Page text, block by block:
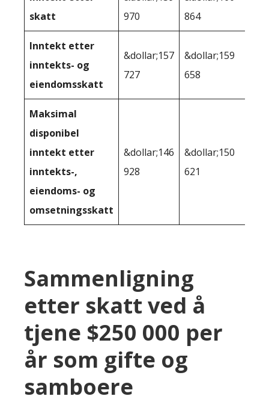
skatt
970
864
Inntekt etter
inntekts- og
eiendomsskatt
&dollar;157
727
&dollar;159
658
Maksimal
disponibel
inntekt etter
inntekts-,
eiendoms- og
omsetningsskatt
&dollar;146
928
&dollar;150
621
Sammenligning
etter skatt ved å
tjene $250 000 per
år som gifte og
samboere